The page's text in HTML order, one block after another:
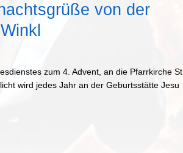
von der
zum 4. Advent, an die Pfarrkirche St.
wird jedes Jahr an der Geburtsstätte Jesu